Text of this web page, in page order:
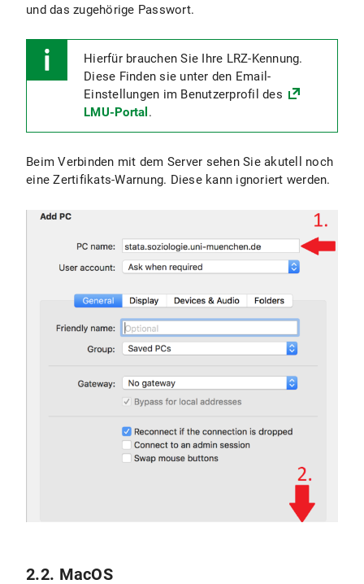
und das zugehörige Passwort.
Hierfür brauchen Sie Ihre LRZ-Kennung.
Diese Finden sie unter den Email-
Einstellungen im Benutzerprofil des
LMU-Portal .
Beim Verbinden mit dem Server sehen Sie akutell noch
eine Zertifikats-Warnung. Diese kann ignoriert werden.
2.2. MacOS